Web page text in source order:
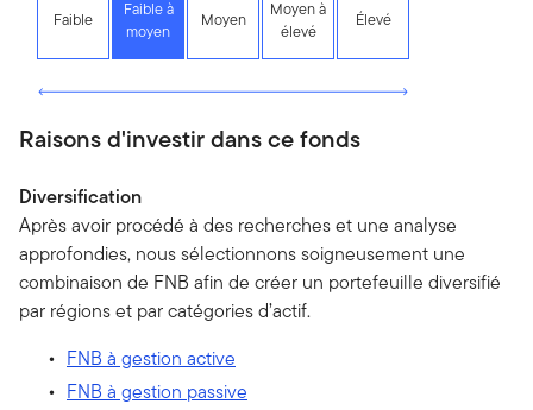
Faible
Faible à
moyen
Moyen
Moyen à
élevé
Élevé
Raisons d'investir dans ce fonds
Diversification
Après avoir procédé à des recherches et une analyse
approfondies, nous sélectionnons soigneusement une
combinaison de FNB afin de créer un portefeuille diversifié
par régions et par catégories d’actif.
FNB à gestion active
FNB à gestion passive